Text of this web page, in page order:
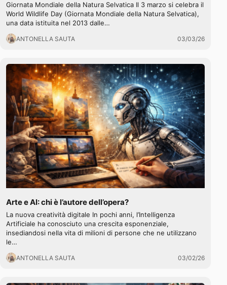
Giornata Mondiale della Natura Selvatica Il 3 marzo si celebra il
World Wildlife Day (Giornata Mondiale della Natura Selvatica),
una data istituita nel 2013 dalle…
ANTONELLA SAUTA 03/03/26
Arte e AI: chi è l’autore dell’opera?
La nuova creatività digitale In pochi anni, l’Intelligenza
Artificiale ha conosciuto una crescita esponenziale,
insediandosi nella vita di milioni di persone che ne utilizzano
le…
ANTONELLA SAUTA 03/02/26